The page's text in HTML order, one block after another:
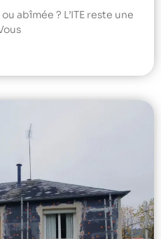
abîmée ? L’ITE reste une